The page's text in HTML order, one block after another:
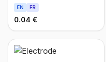
EN FR
0.04 €